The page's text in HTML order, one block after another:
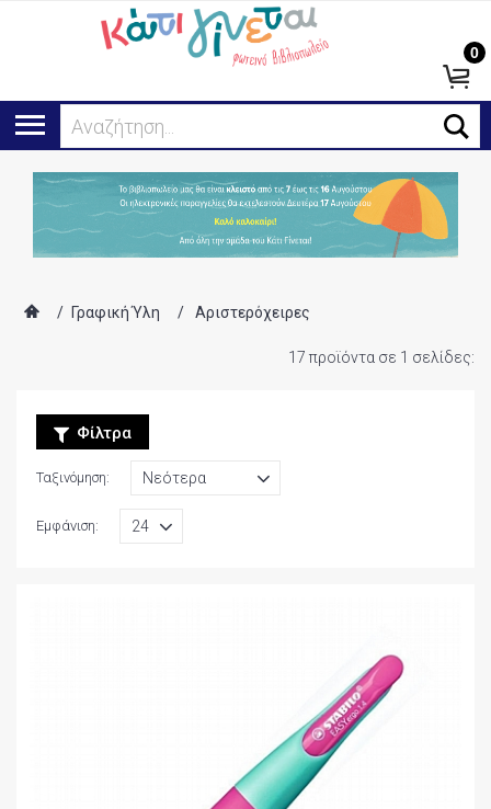
Ψάχνω για.
0
/ Γραφική Ύλη / Αριστερόχειρες
17 προϊόντα σε 1 σελίδες:
Φίλτρα
Ταξινόμηση:
Εμφάνιση: